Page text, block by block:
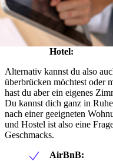
Hotel:
Alternativ kannst du also
überbrücken möchtest oder
hast du aber ein eigenes
Du kannst dich ganz in
nach einer geeigneten
und Hostel ist also eine
Geschmacks.
AirBnB: